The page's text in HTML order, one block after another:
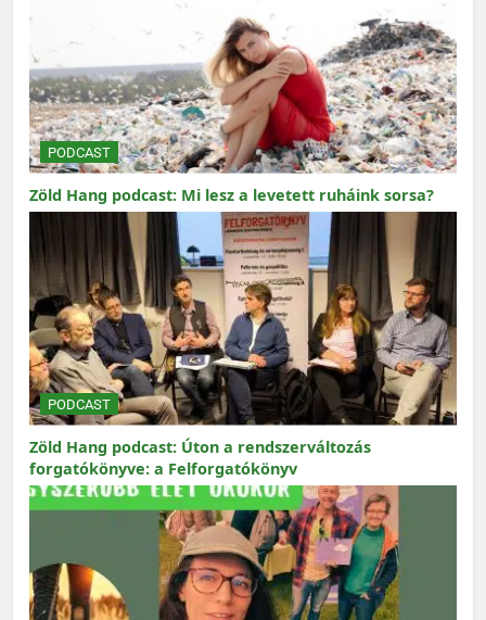
PODCAST
Zöld Hang podcast: Mi lesz a levetett ruháink sorsa?
PODCAST
Zöld Hang podcast: Úton a rendszerváltozás
forgatókönyve: a Felforgatókönyv